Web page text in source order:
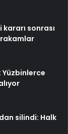
sonrası
Yüzbinlerce
silindi: Halk